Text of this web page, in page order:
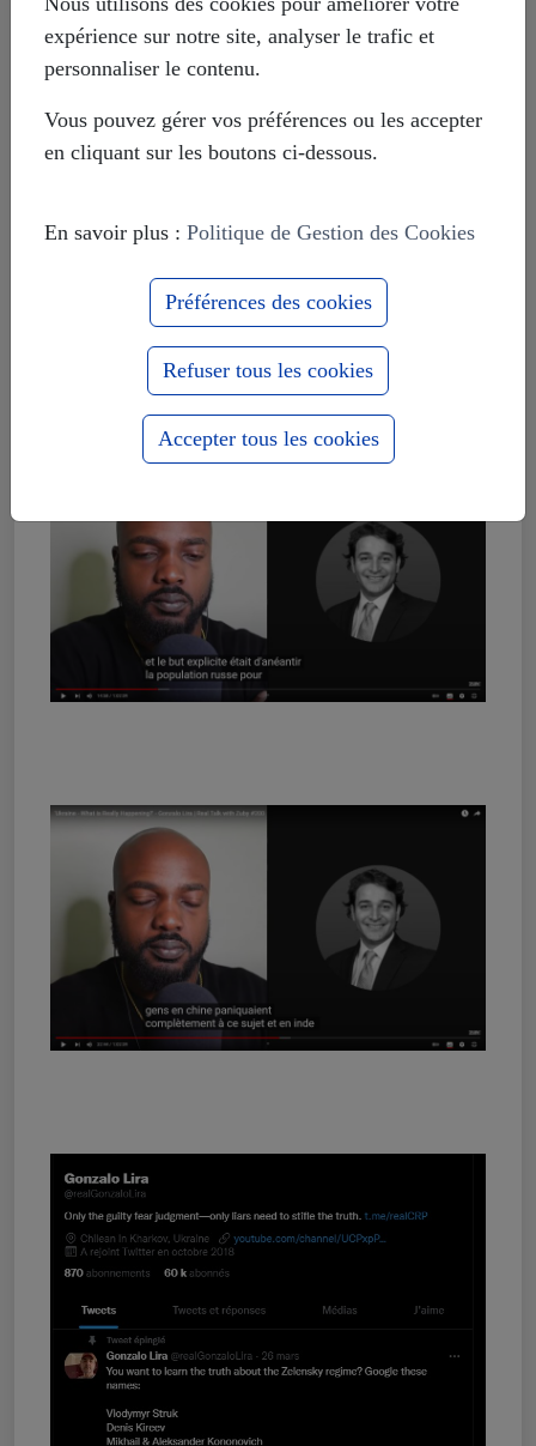
expérience sur notre site, analyser le trafic et
personnaliser le contenu.
Vous pouvez gérer vos préférences ou les accepter
en cliquant sur les boutons ci-dessous.
En savoir plus : Politique de Gestion des Cookies
Préférences des cookies
Refuser tous les cookies
Accepter tous les cookies